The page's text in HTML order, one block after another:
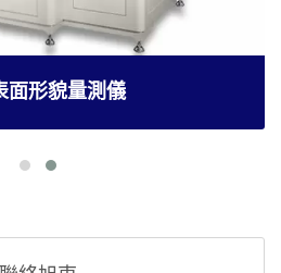
面形貌量測儀